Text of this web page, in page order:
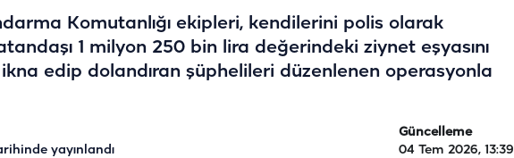
Komutanlığı ekipleri, kendilerini polis olarak
1 milyon 250 bin lira değerindeki ziynet eşyasını
edip dolandıran şüphelileri düzenlenen operasyonla
yayınlandı
Güncelleme
04 Tem 2026, 13:39